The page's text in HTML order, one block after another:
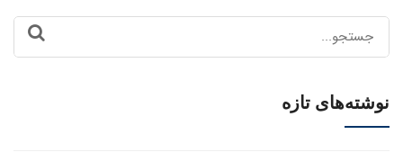
for:
نوشته‌های تازه